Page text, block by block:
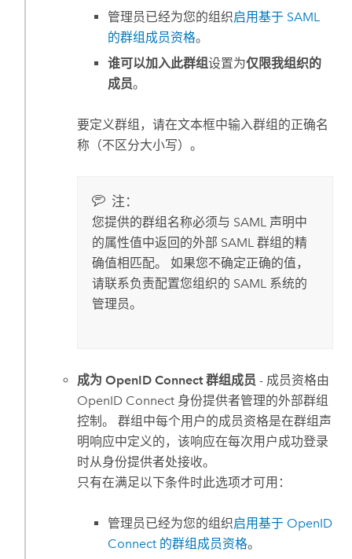
管理员已经为您的组织启用基于 SAML
的群组成员资格。
谁可以加入此群组设置为仅限我组织的
成员。
要定义群组，请在文本框中输入群组的正确名
称（不区分大小写）。
注：
您提供的群组名称必须与 SAML 声明中
的属性值中返回的外部 SAML 群组的精
确值相匹配。 如果您不确定正确的值，
请联系负责配置您组织的 SAML 系统的
管理员。
成为 OpenID Connect 群组成员 - 成员资格由
OpenID Connect 身份提供者管理的外部群组
控制。 群组中每个用户的成员资格是在群组声
明响应中定义的，该响应在每次用户成功登录
时从身份提供者处接收。
只有在满足以下条件时此选项才可用：
管理员已经为您的组织启用基于 OpenID
Connect的群组成员资格。